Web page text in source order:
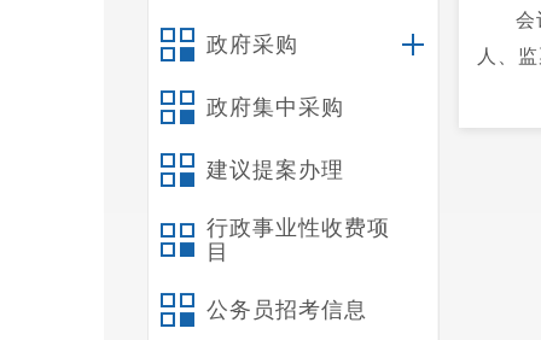
政府采购
政府集中采购
建议提案办理
行政事业性收费项
目
公务员招考信息
会
人、
县第